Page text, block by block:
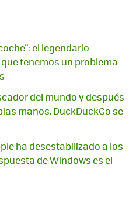
el legendario
tenemos un problema
del mundo y después
manos. DuckDuckGo se
ha desestabilizado a los
de Windows es el